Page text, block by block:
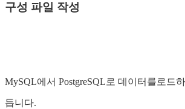
구성 파일 작성
MySQL에서 PostgreSQL로 데이터를로드
듭니다.